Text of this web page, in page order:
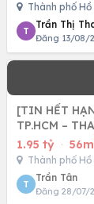
Thành phố Hồ
T
Trần Thị
Đăng 13/08/
[TIN HẾT
TP.HCM –
1.95 tỷ · 56m
Thành phố Hồ
T
Trần Tân
Đăng 28/07/